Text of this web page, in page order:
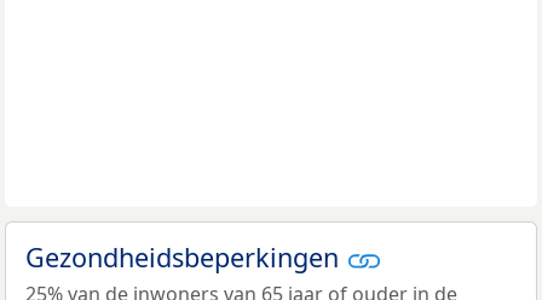
Gezondheidsbeperkingen
25% van de inwoners van 65 jaar of ouder in de